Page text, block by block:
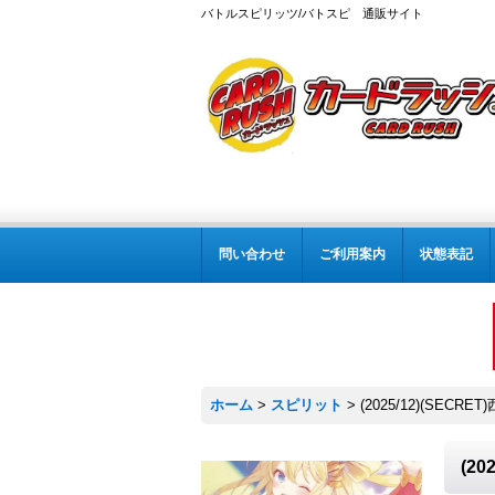
バトルスピリッツ/バトスピ 通販サイト
問い合わせ ご利用案内 状態表記
ホーム > スピリット > (2025/12)(SECRET)